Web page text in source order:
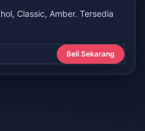
Classic, Amber. Tersedia
Beli Sekarang